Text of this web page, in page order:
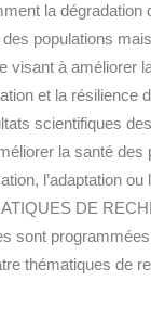
la dégradation
populations
visant à améliorer
et la résilience
scientifiques
la santé des
l’adaptation ou
DE
sont
thématiques de